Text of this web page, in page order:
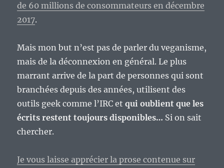
de 60 millions de consommateurs en décembre
2017.
Mais mon but n’est pas de parler du veganisme,
mais de la déconnexion en général. Le plus
marrant arrive de la part de personnes qui sont
branchées depuis des années, utilisent des
outils geek comme l’IRC etqui oublient que les
écrits restent toujours disponibles… Si on sait
chercher.
Je vous laisse apprécier la prose contenue sur